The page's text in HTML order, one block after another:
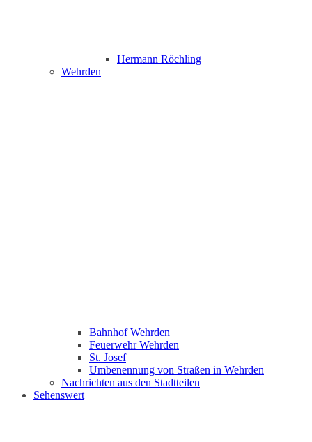
Hermann Röchling
Wehrden
Bahnhof Wehrden
Feuerwehr Wehrden
St. Josef
Umbenennung von Straßen in Wehrden
Nachrichten aus den Stadtteilen
Sehenswert